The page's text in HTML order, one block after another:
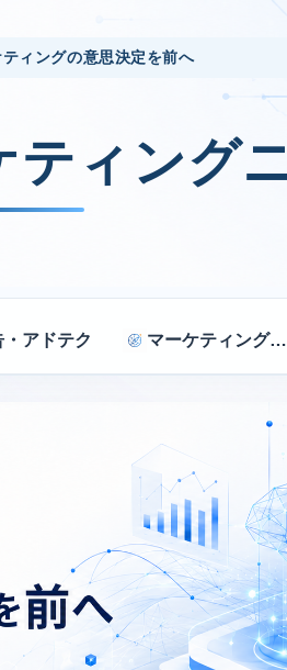
ィングの意思決定を前へ
ィング
・アドテク マーケティング戦略